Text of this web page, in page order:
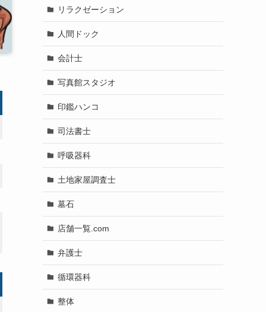
リラクゼーション
人間ドック
会計士
写真館スタジオ
印鑑ハンコ
司法書士
呼吸器科
土地家屋調査士
墓石
店舗一覧.com
弁護士
循環器科
整体